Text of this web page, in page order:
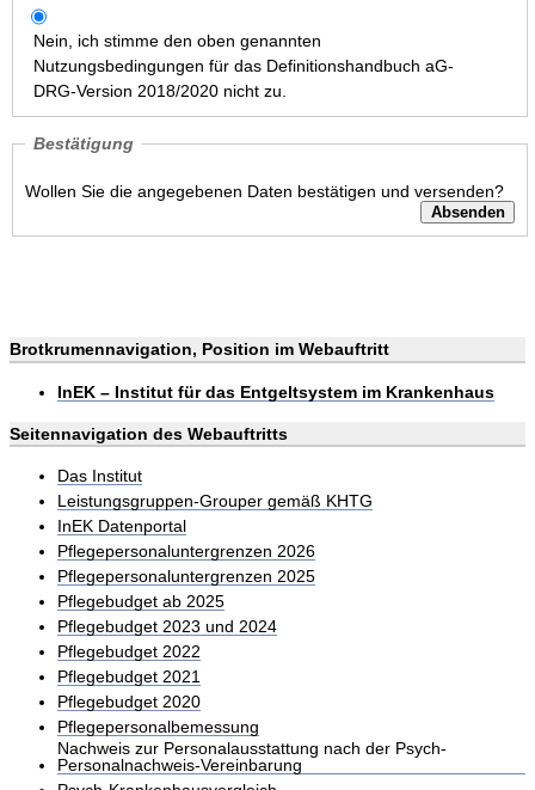
Nein, ich stimme den oben genannten
Nutzungsbedingungen für das Definitionshandbuch aG-
DRG-Version 2018/2020 nicht zu.
Bestätigung
Wollen Sie die angegebenen Daten bestätigen und versenden?
Brotkrumennavigation, Position im Webauftritt
InEK – Institut für das Entgeltsystem im Krankenhaus
Seitennavigation des Webauftritts
Das Institut
Leistungsgruppen-Grouper gemäß KHTG
InEK Datenportal
Pflegepersonaluntergrenzen 2026
Pflegepersonaluntergrenzen 2025
Pflegebudget ab 2025
Pflegebudget 2023 und 2024
Pflegebudget 2022
Pflegebudget 2021
Pflegebudget 2020
Pflegepersonalbemessung
Nachweis zur Personalausstattung nach der Psych-
Personalnachweis-Vereinbarung